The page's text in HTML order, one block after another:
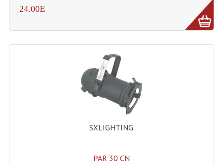
Crochets Et Accessoires
Embases Pour Structure
Grill Auto-Porté
Monotubes Et Angles 50mm
Pendrillon Et Ossature
24.00E
SXLIGHTING
PAR 30 CN